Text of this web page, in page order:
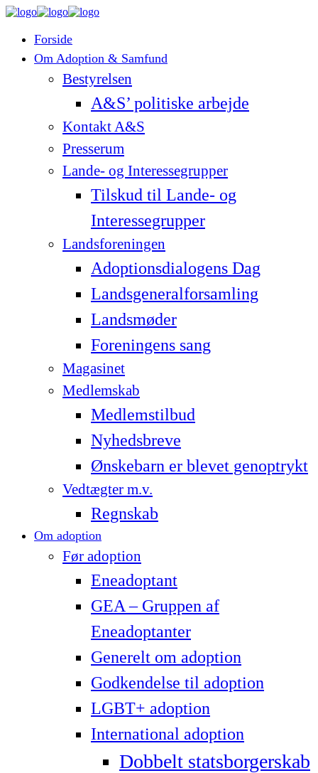
Forside
Om Adoption & Samfund
Bestyrelsen
A&S’ politiske arbejde
Kontakt A&S
Presserum
Lande- og Interessegrupper
Tilskud til Lande- og
Interessegrupper
Landsforeningen
Adoptionsdialogens Dag
Landsgeneralforsamling
Landsmøder
Foreningens sang
Magasinet
Medlemskab
Medlemstilbud
Nyhedsbreve
Ønskebarn er blevet genoptrykt
Vedtægter m.v.
Regnskab
Om adoption
Før adoption
Eneadoptant
GEA – Gruppen af
Eneadoptanter
Generelt om adoption
Godkendelse til adoption
LG­BT+ adoption
International adoption
Dobbelt statsborgerskab